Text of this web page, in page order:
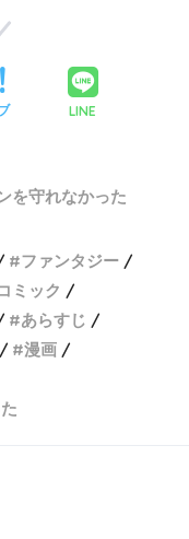
LINE
を守れなかった
ファンタジー
ミック
あらすじ
漫画